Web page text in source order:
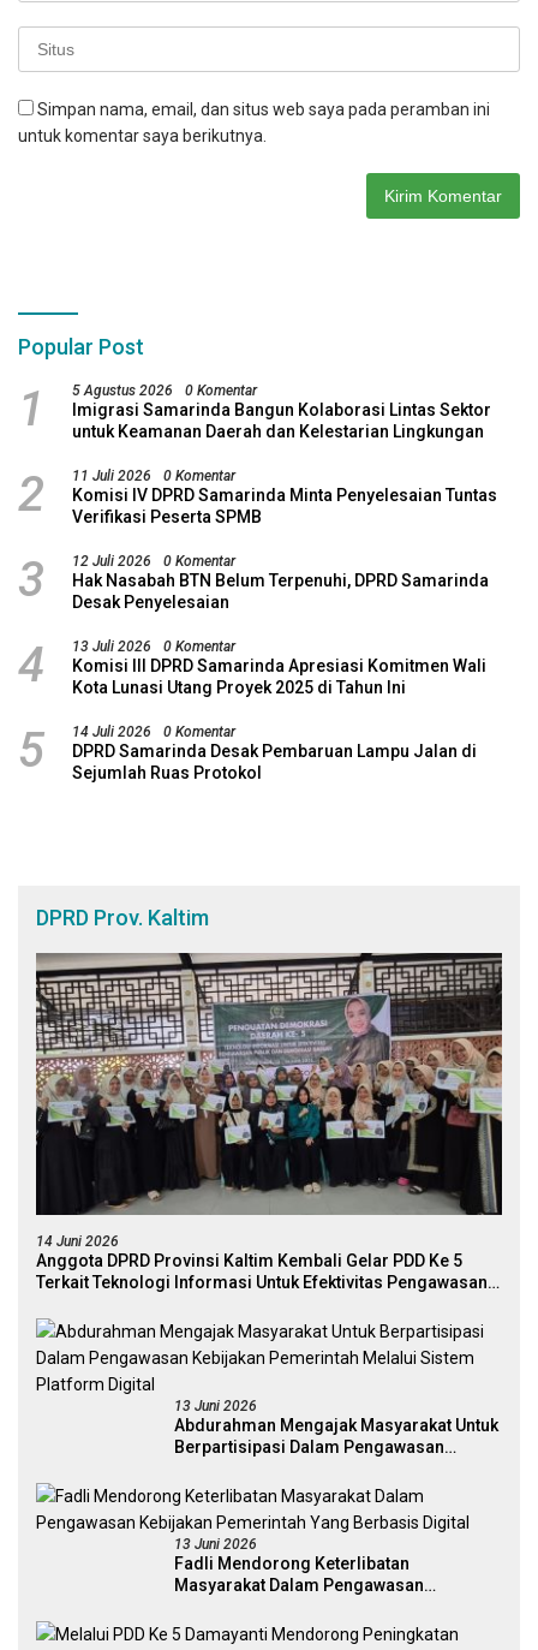
Simpan nama, email, dan situs web saya pada peramban ini
untuk komentar saya berikutnya.
Popular Post
1 5 Agustus 2026 0 Komentar
Imigrasi Samarinda Bangun Kolaborasi Lintas Sektor
untuk Keamanan Daerah dan Kelestarian Lingkungan
2 11 Juli 2026 0 Komentar
Komisi IV DPRD Samarinda Minta Penyelesaian Tuntas
Verifikasi Peserta SPMB
3 12 Juli 2026 0 Komentar
Hak Nasabah BTN Belum Terpenuhi, DPRD Samarinda
Desak Penyelesaian
4 13 Juli 2026 0 Komentar
Komisi III DPRD Samarinda Apresiasi Komitmen Wali
Kota Lunasi Utang Proyek 2025 di Tahun Ini
5 14 Juli 2026 0 Komentar
DPRD Samarinda Desak Pembaruan Lampu Jalan di
Sejumlah Ruas Protokol
DPRD Prov. Kaltim
14 Juni 2026
Anggota DPRD Provinsi Kaltim Kembali Gelar PDD Ke 5
Terkait Teknologi Informasi Untuk Efektivitas Pengawasan
13 Juni 2026
Abdurahman Mengajak Masyarakat Untuk
Berpartisipasi Dalam Pengawasan
Platform Digital
13 Juni 2026
Fadli Mendorong Keterlibatan
Masyarakat Dalam Pengawasan
Digital